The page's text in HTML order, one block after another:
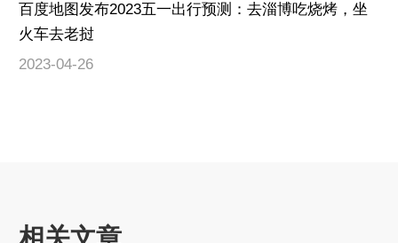
百度地图发布2023五一出行预测：去淄博吃烧烤，坐
火车去老挝
2023-04-26